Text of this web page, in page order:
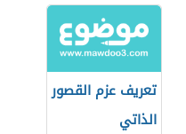
تعريف عزم القصور
الذاتي